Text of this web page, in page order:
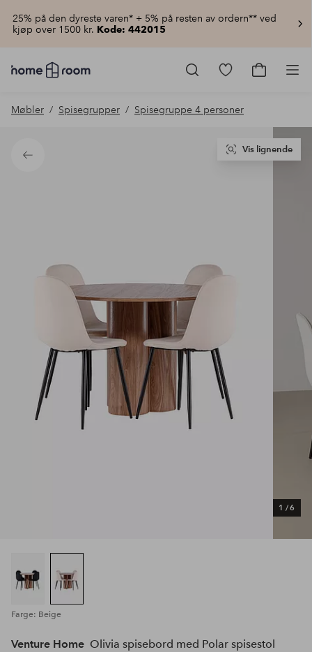
25% på den dyreste varen* + 5% på resten av ordern** ved
kjøp over 1500 kr. Kode: 442015
Homeroom
–
hjemmet
pris
Gå
produkter
Gå
Møbler Spisegrupper Spisegruppe 4 personer
Tilbake
1 /6
Vis lignende
Farge: Beige
Venture Home Olivia spisebord med Polar spisestol